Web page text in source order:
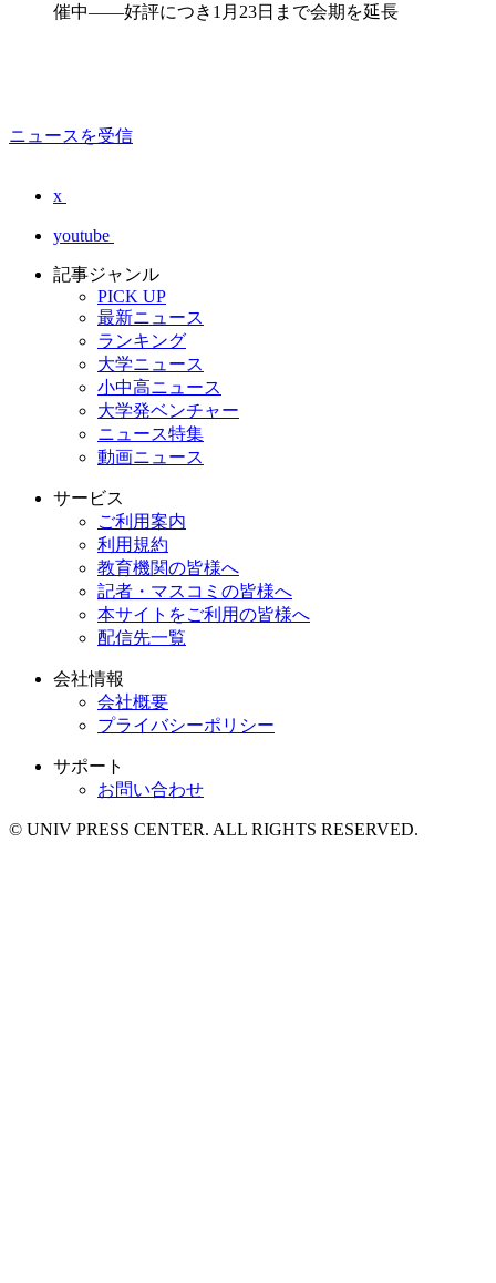
催中――好評につき1月23日まで会期を延長
ニュースを受信
x
youtube
記事ジャンル
PICK UP
最新ニュース
ランキング
大学ニュース
小中高ニュース
大学発ベンチャー
ニュース特集
動画ニュース
サービス
ご利用案内
利用規約
教育機関の皆様へ
記者・マスコミの皆様へ
本サイトをご利用の皆様へ
配信先一覧
会社情報
会社概要
プライバシーポリシー
サポート
お問い合わせ
© UNIV PRESS CENTER. ALL RIGHTS RESERVED.